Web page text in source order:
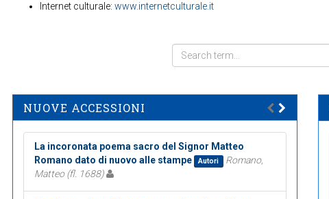
Internet culturale: www.internetculturale.it
NUOVE ACCESSIONI
La incoronata poema sacro del Signor Matteo
Romano dato di nuovo alle stampe
Autori
Romano,
Matteo (fl. 1688)